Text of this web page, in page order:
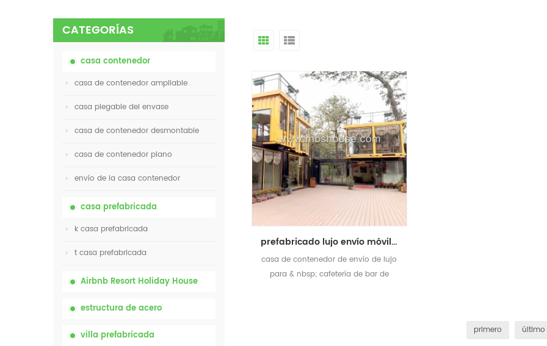
CATEGORÍAS
casa contenedor
casa de contenedor ampliable
casa plegable del envase
casa de contenedor desmontable
casa de contenedor plano
envío de la casa contenedor
casa prefabricada
k casa prefabricada
t casa prefabricada
Airbnb Resort Holiday House
estructura de acero
villa prefabricada
prefabricado lujo envío móvil restaurante bar cafetería quiosco contenedor casa
casa de contenedor de envío de lujo
para & nbsp; cafetería de bar de
primero
último